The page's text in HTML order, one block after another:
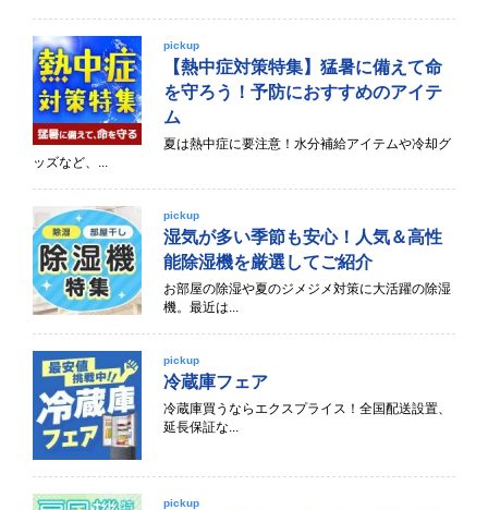
pickup
【熱中症対策特集】猛暑に備えて命
を守ろう！予防におすすめのアイテ
ム
夏は熱中症に要注意！水分補給アイテムや冷却グ
ッズなど、...
pickup
湿気が多い季節も安心！人気＆高性
能除湿機を厳選してご紹介
お部屋の除湿や夏のジメジメ対策に大活躍の除湿
機。最近は...
pickup
冷蔵庫フェア
冷蔵庫買うならエクスプライス！全国配送設置、
延長保証な...
pickup